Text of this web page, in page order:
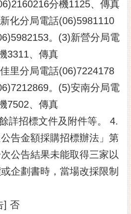
分機1125、傳真
化分局電話(06)5981110
。(3)新營分局電
3311、傳真
里分局電話(06)7224178
。(5)安南分局電
7502、傳真
詳招標文件及附件等。 4.
告金額採購招標辦法」第
公告結果未能取得三家以
企劃書時，當場改採限制
] 否